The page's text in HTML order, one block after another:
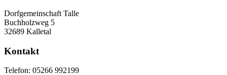
Dorfgemeinschaft Talle
Buchholzweg 5
32689 Kalletal
Kontakt
Telefon: 05266 992199